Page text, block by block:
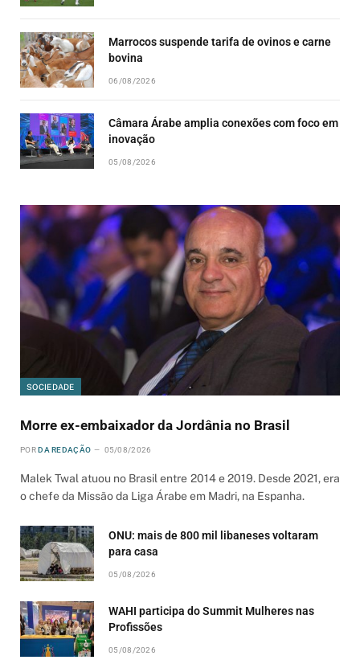
Marrocos suspende tarifa de ovinos e carne
bovina
06/08/2026
Câmara Árabe amplia conexões com foco em
inovação
05/08/2026
SOCIEDADE
Morre ex-embaixador da Jordânia no Brasil
POR DA REDAÇÃO 05/08/2026
Malek Twal atuou no Brasil entre 2014 e 2019. Desde 2021, era
o chefe da Missão da Liga Árabe em Madri, na Espanha.
ONU: mais de 800 mil libaneses voltaram
para casa
05/08/2026
WAHI participa do Summit Mulheres nas
Profissões
05/08/2026